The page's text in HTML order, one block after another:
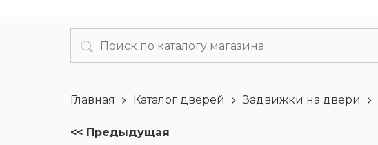
Главная Каталог дверей Задвижки на двери
<< Предыдущая